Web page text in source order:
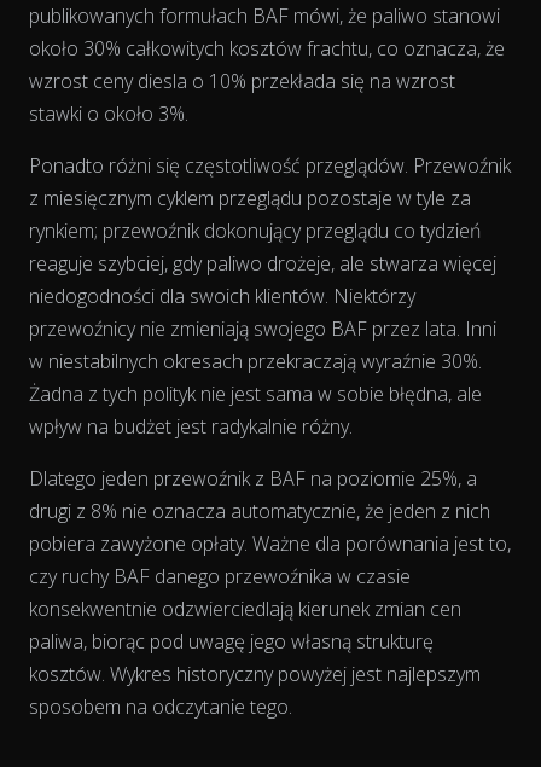
The chart has 2 Y axes displaying % and EUR/L.
publikowanych formułach BAF mówi, że paliwo stanowi
około 30% całkowitych kosztów frachtu, co oznacza, że
wzrost ceny diesla o 10% przekłada się na wzrost
stawki o około 3%.
Ponadto różni się częstotliwość przeglądów. Przewoźnik
z miesięcznym cyklem przeglądu pozostaje w tyle za
rynkiem; przewoźnik dokonujący przeglądu co tydzień
reaguje szybciej, gdy paliwo drożeje, ale stwarza więcej
niedogodności dla swoich klientów. Niektórzy
przewoźnicy nie zmieniają swojego BAF przez lata. Inni
w niestabilnych okresach przekraczają wyraźnie 30%.
Żadna z tych polityk nie jest sama w sobie błędna, ale
wpływ na budżet jest radykalnie różny.
Dlatego jeden przewoźnik z BAF na poziomie 25%, a
drugi z 8% nie oznacza automatycznie, że jeden z nich
pobiera zawyżone opłaty. Ważne dla porównania jest to,
czy ruchy BAF danego przewoźnika w czasie
konsekwentnie odzwierciedlają kierunek zmian cen
paliwa, biorąc pod uwagę jego własną strukturę
kosztów. Wykres historyczny powyżej jest najlepszym
sposobem na odczytanie tego.